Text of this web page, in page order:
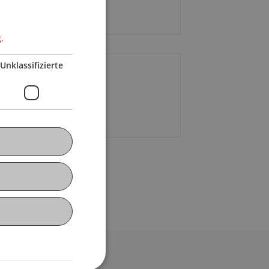
Peter A. Staub
Unklassifizierte